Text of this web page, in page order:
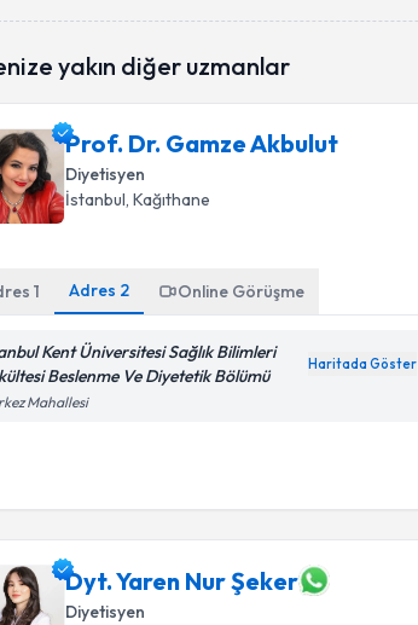
yakın diğer uzmanlar
Prof. Dr. Gamze Akbulut
Diyetisyen
İstanbul , Kağıthane
1 Adres 2 Online Görüşme
Kent Üniversitesi Sağlık Bilimleri
Beslenme Ve Diyetetik Bölümü
Haritada Göster
Mahallesi
Dyt. Yaren Nur Şeker
Diyetisyen